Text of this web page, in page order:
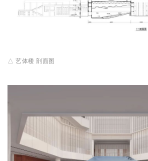
△ 艺体楼 剖面图